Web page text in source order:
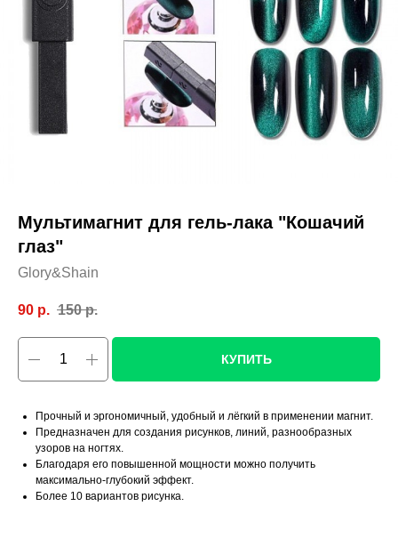
Мультимагнит для гель-лака "Кошачий
глаз"
Glory&Shain
90 р. 150 р.
КУПИТЬ
Прочный и эргономичный, удобный и лёгкий в применении магнит.
Предназначен для создания рисунков, линий, разнообразных
узоров на ногтях.
Благодаря его повышенной мощности можно получить
максимально-глубокий эффект.
Более 10 вариантов рисунка.